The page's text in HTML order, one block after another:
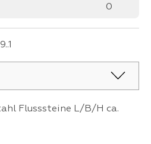
0
Flusssteine L/B/H ca.